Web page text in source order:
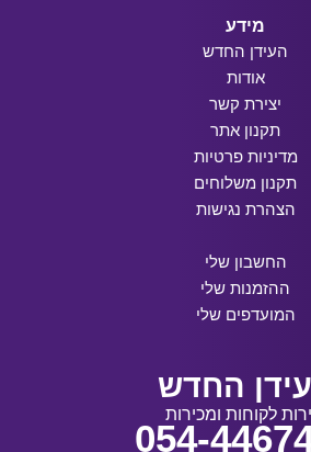
מידע
העידן החדש
אודות
יצירת קשר
תקנון אתר
מדיניות פרטיות
תקנון משלוחים
הצהרת נגישות
החשבון שלי
ההזמנות שלי
המועדפים שלי
החדש
לקוחות ומכירות
054-